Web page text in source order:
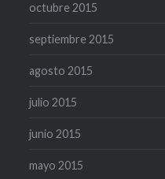
octubre 2015
septiembre 2015
agosto 2015
julio 2015
junio 2015
mayo 2015